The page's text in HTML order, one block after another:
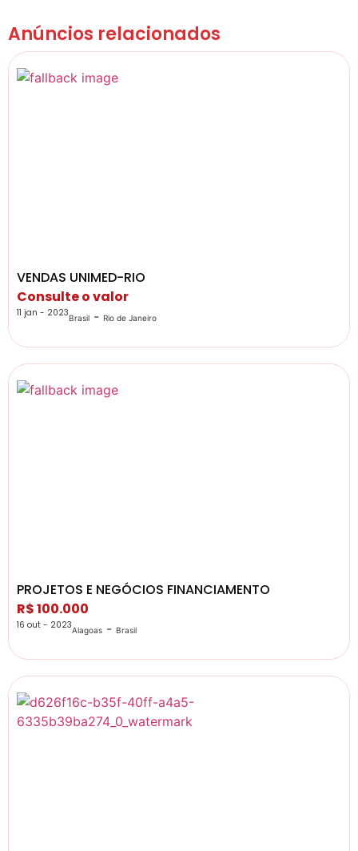
Anúncios relacionados
VENDAS UNIMED-RIO
Consulte o valor
11 jan - 2023Brasil - Rio de Janeiro
PROJETOS E NEGÓCIOS FINANCIAMENTO
R$ 100.000
16 out - 2023Alagoas - Brasil